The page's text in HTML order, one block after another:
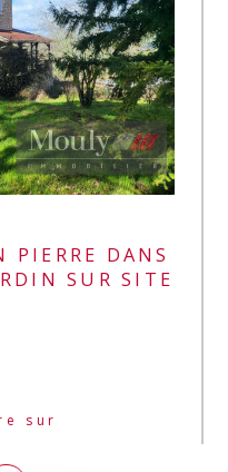
PIERRE DANS
SUR SITE
sur